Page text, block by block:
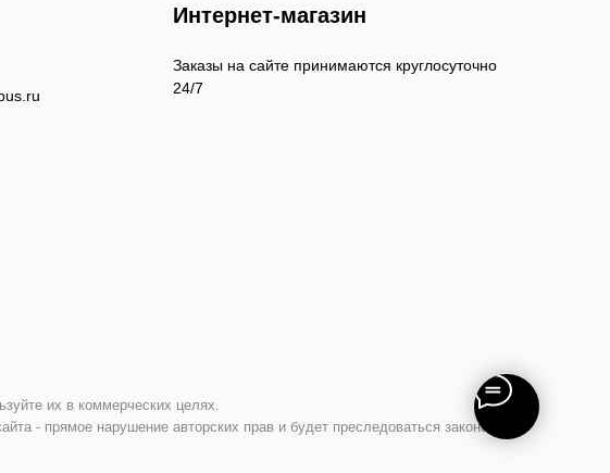
Заказы на сайте принимаются круглосуточно
24/7
Интернет-магазин
их в коммерческих целях.
- прямое нарушение авторских прав и будет преследоваться законом.